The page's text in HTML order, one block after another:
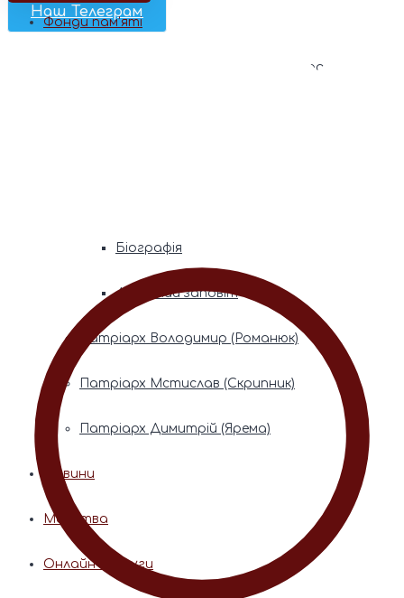
Наш Телеграм
Фонди пам’яті
Митрополита Володимира (Сабодана)
Біографія
Духовний заповіт
Патріарх Володимир (Романюк)
Патріарх Мстислав (Скрипник)
Патріарх Димитрій (Ярема)
Новини
Молитва
Онлайн послуги